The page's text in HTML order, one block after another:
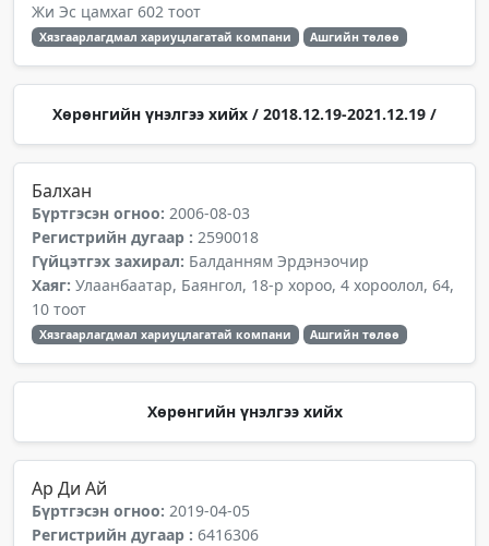
Жи Эс цамхаг 602 тоот
Хязгаарлагдмал хариуцлагатай компани Ашгийн төлөө
Хөрөнгийн үнэлгээ хийх / 2018.12.19-2021.12.19 /
Балхан
Бүртгэсэн огноо: 2006-08-03
Регистрийн дугаар : 2590018
Гүйцэтгэх захирал: Балданням Эрдэнэочир
Хаяг: Улаанбаатар, Баянгол, 18-р хороо, 4 хороолол, 64,
10 тоот
Хязгаарлагдмал хариуцлагатай компани Ашгийн төлөө
Хөрөнгийн үнэлгээ хийх
Ар Ди Ай
Бүртгэсэн огноо: 2019-04-05
Регистрийн дугаар : 6416306